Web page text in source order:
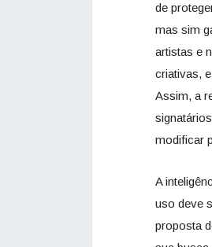
de
mas sim
artistas e
criativas,
Assim, a
modificar
A
uso deve
proposta